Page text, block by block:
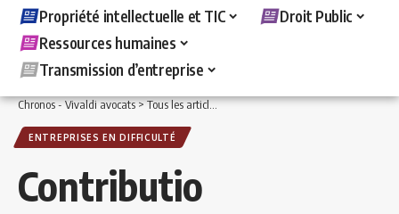
Propriété intellectuelle et TIC
Droit Public
Ressources humaines
Transmission d’entreprise
Chronos - Vivaldi avocats>Tous les articles >Affaires / Finances>Entreprises en
ENTREPRISES EN DIFFICULTÉ
Contributio